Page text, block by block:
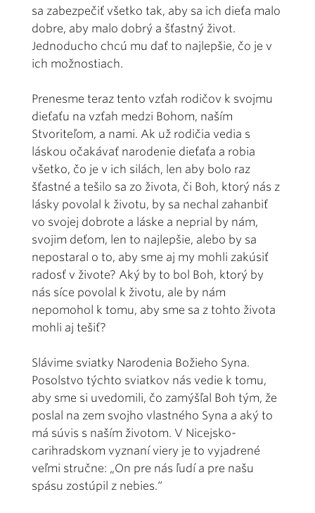
sa zabezpečiť všetko tak, aby sa ich dieťa malo
dobre, aby malo dobrý a šťastný život.
Jednoducho chcú mu dať to najlepšie, čo je v
ich možnostiach.
Prenesme teraz tento vzťah rodičov k svojmu
dieťaťu na vzťah medzi Bohom, naším
Stvoriteľom, a nami. Ak už rodičia vedia s
láskou očakávať narodenie dieťaťa a robia
všetko, čo je v ich silách, len aby bolo raz
šťastné a tešilo sa zo života, či Boh, ktorý nás z
lásky povolal k životu, by sa nechal zahanbiť
vo svojej dobrote a láske a neprial by nám,
svojim deťom, len to najlepšie, alebo by sa
nepostaral o to, aby sme aj my mohli zakúsiť
radosť v živote? Aký by to bol Boh, ktorý by
nás síce povolal k životu, ale by nám
nepomohol k tomu, aby sme sa z tohto života
mohli aj tešiť?
Slávime sviatky Narodenia Božieho Syna.
Posolstvo týchto sviatkov nás vedie k tomu,
aby sme si uvedomili, čo zamýšľal Boh tým, že
poslal na zem svojho vlastného Syna a aký to
má súvis s naším životom. V Nicejsko-
carihradskom vyznaní viery je to vyjadrené
veľmi stručne: „On pre nás ľudí a pre našu
spásu zostúpil z nebies.“